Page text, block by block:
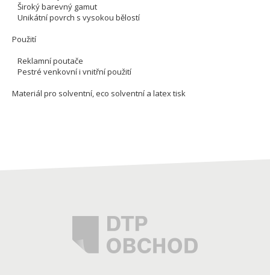
Široký barevný gamut
Unikátní povrch s vysokou bělostí
Použití
Reklamní poutače
Pestré venkovní i vnitřní použití
Materiál pro solventní, eco solventní a latex tisk